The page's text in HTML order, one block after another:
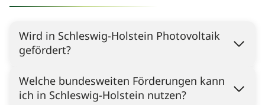
Wird in Schleswig-Holstein Photovoltaik
gefördert?
Welche bundesweiten Förderungen kann
ich in Schleswig-Holstein nutzen?